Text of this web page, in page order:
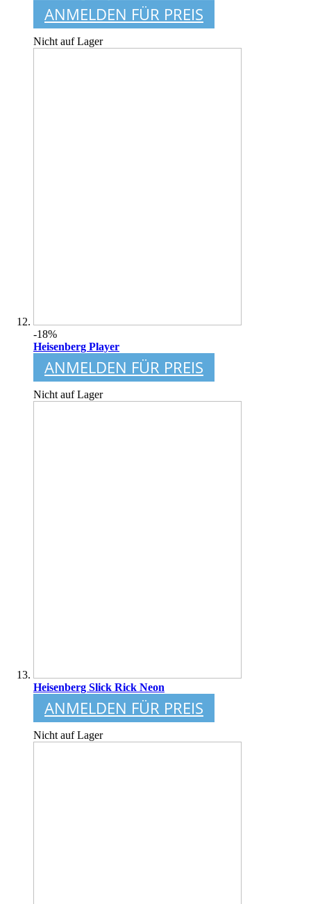
ANMELDEN FÜR PREIS
Nicht auf Lager
-18%
Heisenberg Player
ANMELDEN FÜR PREIS
Nicht auf Lager
Heisenberg Slick Rick Neon
ANMELDEN FÜR PREIS
Nicht auf Lager